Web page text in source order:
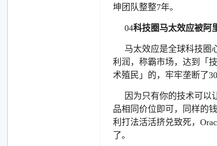
坤团队整整7年。
04科技圈马太效应被阿
马太效应是全球科技圈
利润，称霸市场，达到「
术殖民」的，牢牢垄断了
因为只有你的技术可以
品相同价位即可，同样的
利打法活活挤兑致死，
了。